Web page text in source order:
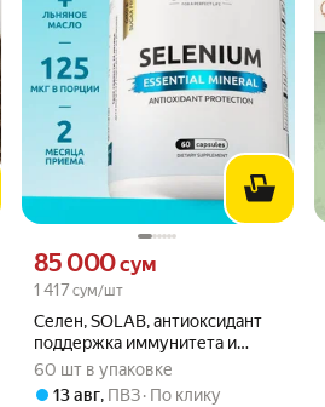
Селен, SOLAB, антиоксидант
поддержка иммунитета и
щитовидной железы, 60
капсул
60 шт в упаковке
Цена 85000 сум вместо
85 000сум
1 417сум/шт
13 авг, ПВЗ По клику